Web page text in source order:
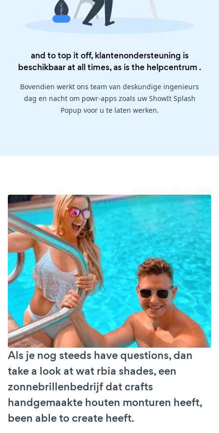
and to top it off, klantenondersteuning is
beschikbaar at all times, as is the helpcentrum .
Bovendien werkt ons team van deskundige ingenieurs
dag en nacht om powr-apps zoals uw ShowIt Splash
Popup voor u te laten werken.
Als je nog steeds have questions, dan
take a look at wat rbia shades, een
zonnebrillenbedrijf dat crafts
handgemaakte houten monturen heeft,
been able to create heeft.